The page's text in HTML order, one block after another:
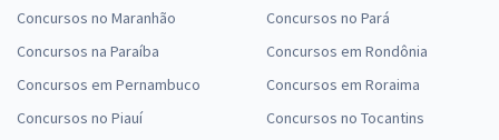
Concursos no Maranhão
Concursos na Paraíba
Concursos em Pernambuco
Concursos no Piauí
Concursos no Pará
Concursos em Rondônia
Concursos em Roraima
Concursos no Tocantins